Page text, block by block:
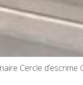
Cercle d’escrime
en charge :